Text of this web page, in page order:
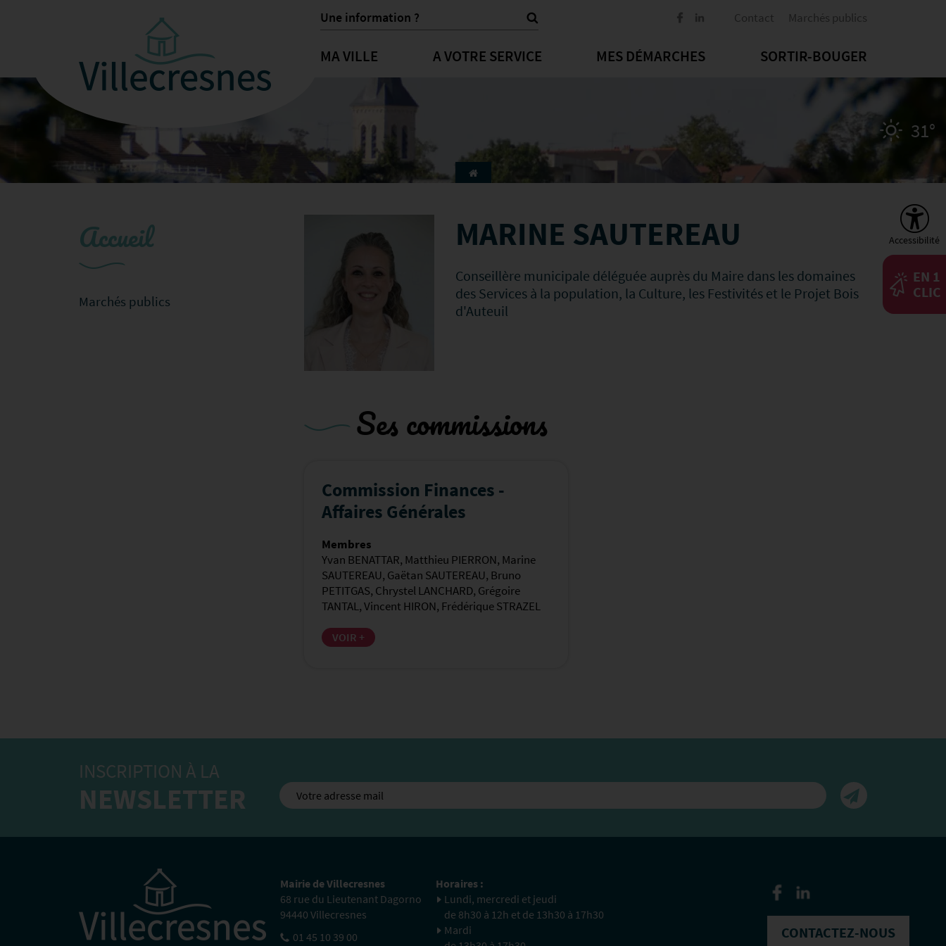
Contact Marchés publics
MA VILLE A VOTRE SERVICE MES DÉMARCHES SORTIR-BOUGER
Accessibilité
EN 1
CLIC
31°
MARINE SAUTEREAU
Conseillère municipale déléguée auprès du Maire dans les domaines
des Services à la population, la Culture, les Festivités et le Projet Bois
d'Auteuil
Ses commissions
Commission Finances -
Affaires Générales
Membres
Yvan BENATTAR, Matthieu PIERRON, Marine
SAUTEREAU, Gaëtan SAUTEREAU, Bruno
PETITGAS, Chrystel LANCHARD, Grégoire
TANTAL,Vincent HIRON, Frédérique STRAZEL
VOIR +
Accueil
Marchés publics
INSCRIPTION À LA
NEWSLETTER
Mairie de Villecresnes
68 rue du Lieutenant Dagorno
94440 Villecresnes
01 45 10 39 00
Horaires :
Lundi, mercredi et jeudi
de 8h30 à 12h et de 13h30 à 17h30
Mardi
CONTACTEZ-NOUS